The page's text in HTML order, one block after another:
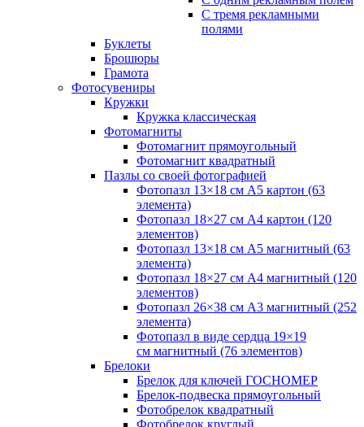
С тремя рекламными
полями
Буклеты
Брошюры
Грамота
Фотосувениры
Кружки
Кружка классическая
Фотомагниты
Фотомагнит прямоугольный
Фотомагнит квадратный
Пазлы со своей фотографией
Фотопазл 13×18 см А5 картон (63
элемента)
Фотопазл 18×27 см А4 картон (120
элементов)
Фотопазл 13×18 см А5 магнитный (63
элемента)
Фотопазл 18×27 см А4 магнитный (120
элементов)
Фотопазл 26×38 см А3 магнитный (252
элемента)
Фотопазл в виде сердца 19×19
см магнитный (76 элементов)
Брелоки
Брелок для ключей ГОСНОМЕР
Брелок-подвеска прямоугольный
Фотобрелок квадратный
Фотобрелок круглый